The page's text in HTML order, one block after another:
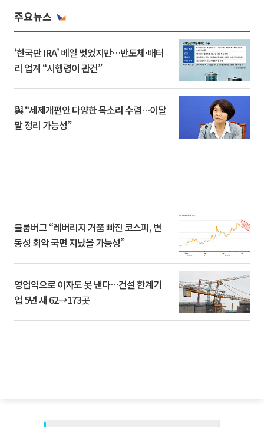
주요뉴스
‘한국판 IRA’ 베일 벗었지만…반도체·배터
리 업계 “시행령이 관건”
與 “세제개편안 다양한 목소리 수렴…이달
말 정리 가능성”
블룸버그 “레버리지 거품 빠진 코스피, 변
동성 최악 국면 지났을 가능성”
영업익으로 이자도 못 낸다…건설 한계기
업 5년 새 62→173곳